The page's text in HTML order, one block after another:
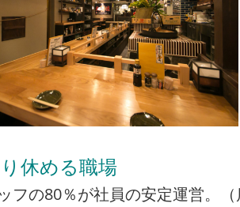
休める職場
の80％が社員の安定運営。（